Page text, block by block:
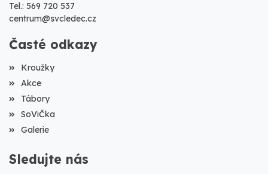
Tel.: 569 720 537
centrum@svcledec.cz
Časté odkazy
Kroužky
Akce
Tábory
SoViČka
Galerie
Sledujte nás